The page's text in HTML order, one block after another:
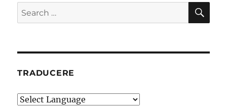
Search
for:
TRADUCERE